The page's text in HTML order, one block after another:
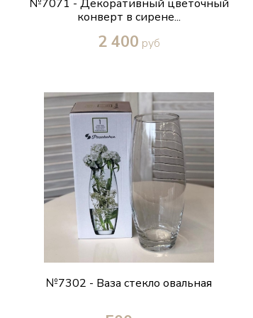
№7071 - Декоративный цветочный
конверт в сирене...
2 400 руб
№7302 - Ваза стекло овальная